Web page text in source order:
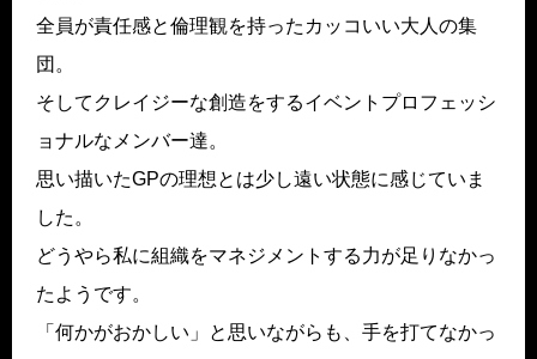
全員が責任感と倫理観を持ったカッコいい大人の集
団。
そしてクレイジーな創造をするイベントプロフェッシ
ョナルなメンバー達。
思い描いたGPの理想とは少し遠い状態に感じていま
した。
どうやら私に組織をマネジメントする力が足りなかっ
たようです。
「何かがおかしい」と思いながらも、手を打てなかっ